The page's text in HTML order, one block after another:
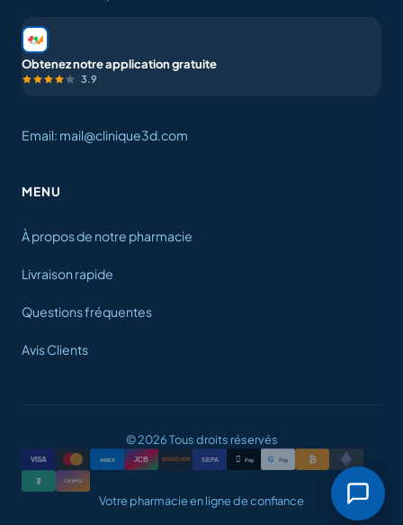
Obtenez notre application gratuite
3.9
Email: mail@clinique3d.com
MENU
À propos de notre pharmacie
Livraison rapide
Questions fréquentes
Avis Clients
© 2026 Tous droits réservés
VISA AMEX JCB DISCOVER SEPA  Pay G Pay ₿
₮ CRYPTO
Votre pharmacie en ligne de confiance